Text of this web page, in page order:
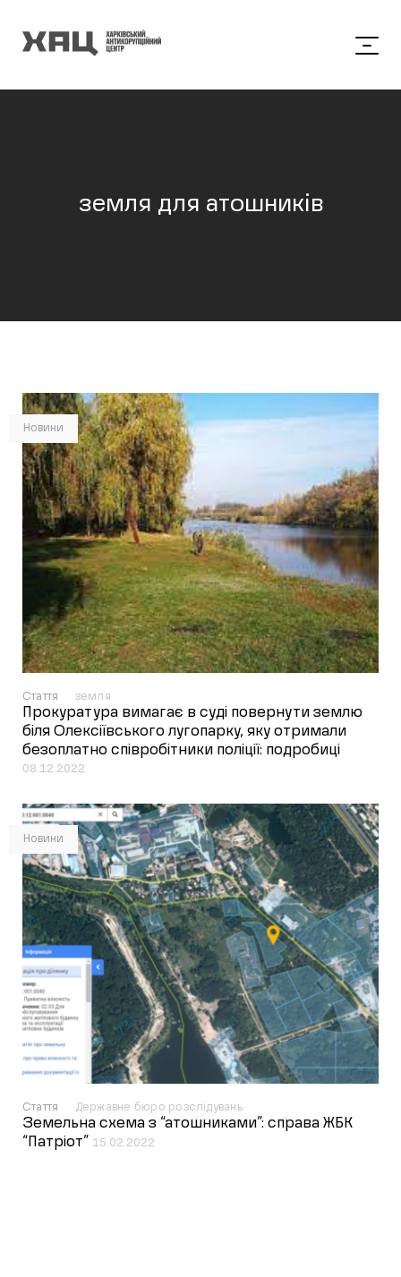
земля для атошників
Новини
Стаття земля
Прокуратура вимагає в суді повернути землю
біля Олексіївського лугопарку, яку отримали
безоплатно співробітники поліції: подробиці
08.12.2022
Новини
Стаття Державне бюро розслідувань
Земельна схема з “атошниками”: справа ЖБК
“Патріот” 15.02.2022